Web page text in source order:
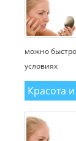
можно
условиях
Красота